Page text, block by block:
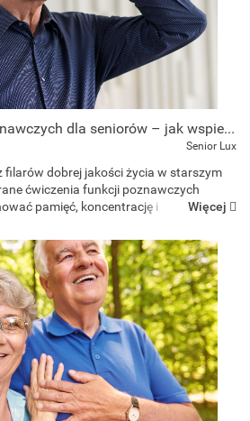
Ćwiczenia funkcji poznawczych dla seniorów – jak wspierać pamięć i koncentrację na co dzień?
Senior Lux
filarów dobrej jakości życia w starszym
ćwiczenia funkcji poznawczych
pamięć, koncentrację i
Więcej